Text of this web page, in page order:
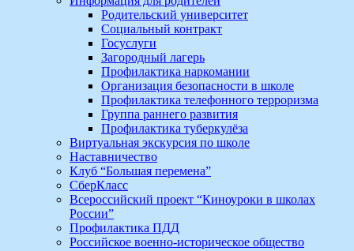
Родительский университет
Социальный контракт
Госуслуги
Загородный лагерь
Профилактика наркомании
Организация безопасности в школе
Профилактика телефонного терроризма
Группа раннего развития
Профилактика туберкулёза
Виртуальная экскурсия по школе
Наставничество
Клуб “Большая перемена”
СберКласс
Всероссийский проект “Киноуроки в школах
России”
Профилактика ПДД
Российское военно-историческое общество